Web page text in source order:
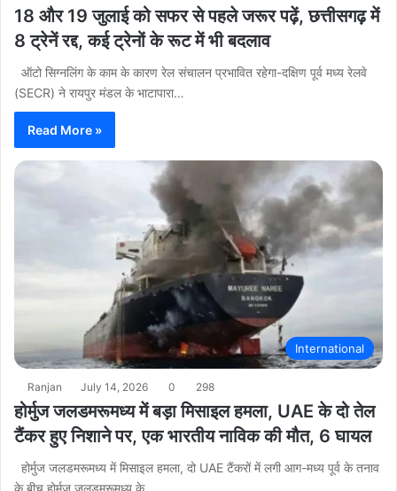
18 और 19 जुलाई को सफर से पहले जरूर पढ़ें, छत्तीसगढ़ में
8 ट्रेनें रद्द, कई ट्रेनों के रूट में भी बदलाव
ऑटो सिग्नलिंग के काम के कारण रेल संचालन प्रभावित रहेगा-दक्षिण पूर्व मध्य रेलवे
(SECR) ने रायपुर मंडल के भाटापारा…
Read More »
International
Ranjan July 14, 2026 0 298
होर्मुज जलडमरूमध्य में बड़ा मिसाइल हमला, UAE के दो तेल
टैंकर हुए निशाने पर, एक भारतीय नाविक की मौत, 6 घायल
होर्मुज जलडमरूमध्य में मिसाइल हमला, दो UAE टैंकरों में लगी आग-मध्य पूर्व के तनाव
के बीच होर्मुज जलडमरूमध्य के…